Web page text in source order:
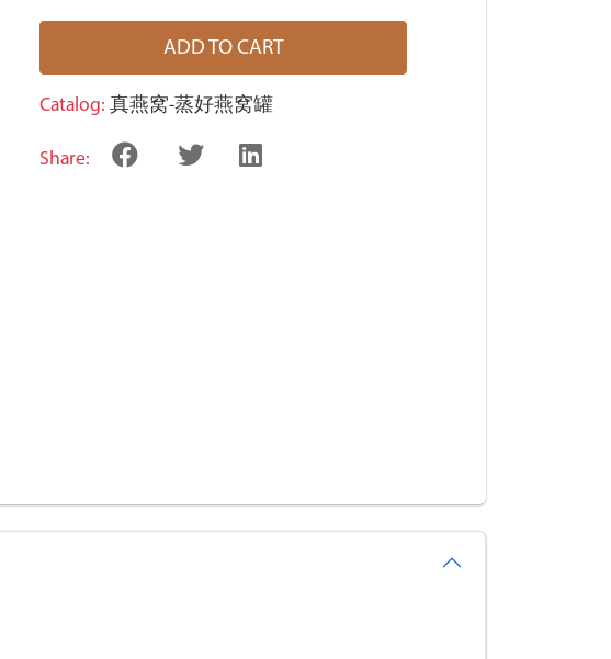
ADD TO CART
Catalog: 真燕窝-蒸好燕窝罐
Share: